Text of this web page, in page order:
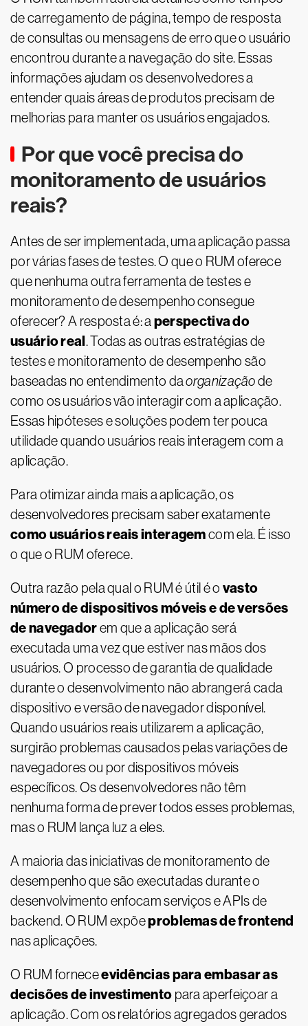
de carregamento de página, tempo de resposta
de consultas ou mensagens de erro que o usuário
encontrou durante a navegação do site. Essas
informações ajudam os desenvolvedores a
entender quais áreas de produtos precisam de
melhorias para manter os usuários engajados.
Por que você precisa do
monitoramento de usuários
reais?
Antes de ser implementada, uma aplicação passa
por várias fases de testes. O que o RUM oferece
que nenhuma outra ferramenta de testes e
monitoramento de desempenho consegue
oferecer? A resposta é: a perspectiva do
usuário real. Todas as outras estratégias de
testes e monitoramento de desempenho são
baseadas no entendimento daorganizaçãode
como os usuários vão interagir com a aplicação.
Essas hipóteses e soluções podem ter pouca
utilidade quando usuários reais interagem com a
aplicação.
Para otimizar ainda mais a aplicação, os
desenvolvedores precisam saber exatamente
como usuários reais interagemcom ela. É isso
o que o RUM oferece.
Outra razão pela qual o RUM é útil é o vasto
número de dispositivos móveis e de versões
de navegadorem que a aplicação será
executada uma vez que estiver nas mãos dos
usuários. O processo de garantia de qualidade
durante o desenvolvimento não abrangerá cada
dispositivo e versão de navegador disponível.
Quando usuários reais utilizarem a aplicação,
surgirão problemas causados pelas variações de
navegadores ou por dispositivos móveis
específicos. Os desenvolvedores não têm
nenhuma forma de prever todos esses problemas,
mas o RUM lança luz a eles.
A maioria das iniciativas de monitoramento de
desempenho que são executadas durante o
desenvolvimento enfocam serviços e APIs de
backend. O RUM expõeproblemas de frontend
nas aplicações.
O RUM forneceevidências para embasar as
decisões de investimento para aperfeiçoar a
aplicação. Com os relatórios agregados gerados